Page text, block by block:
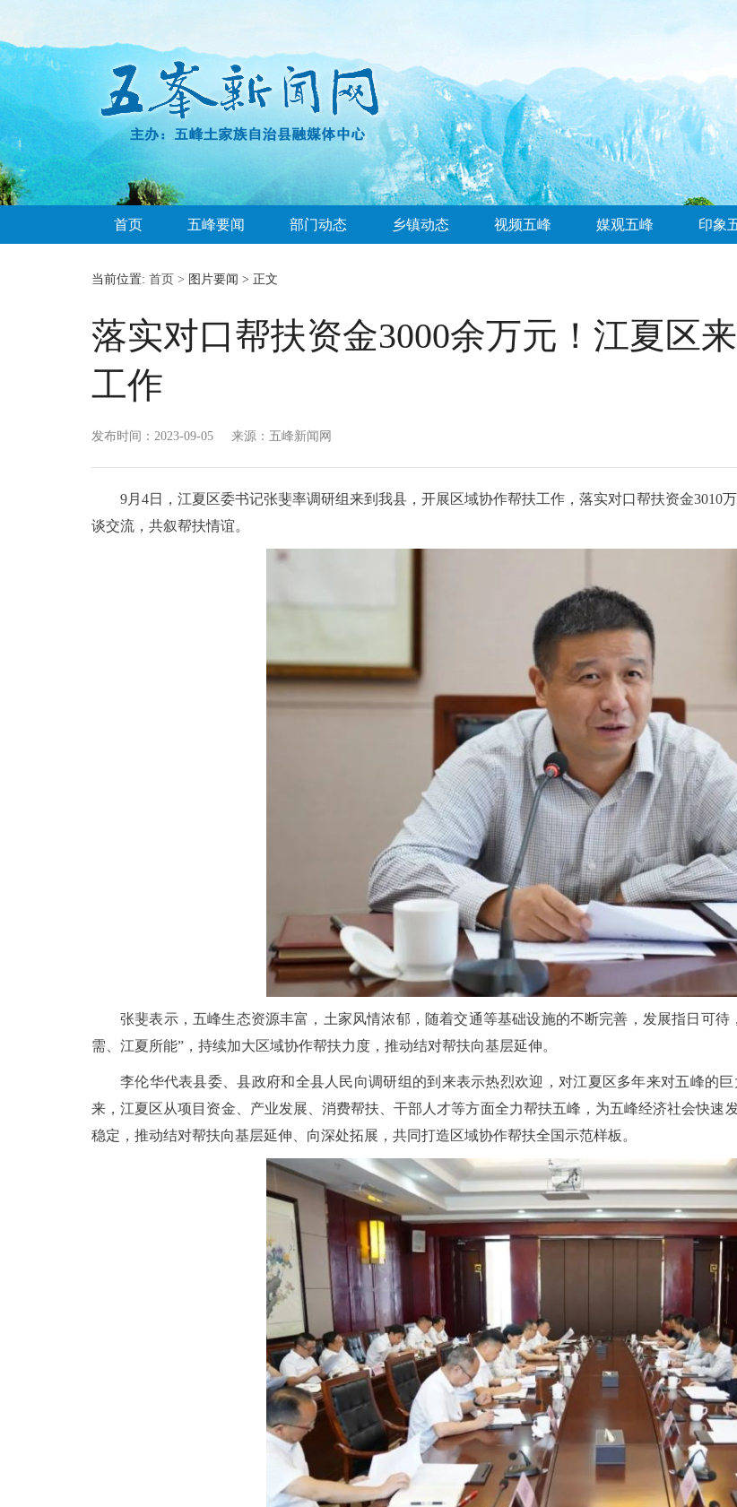
首页 五峰要闻 部门动态 乡镇动态 视频五峰 媒观五峰 印象
当前位置: 首页 > 图片要闻 > 正文
落实对口帮扶资金3000余万元！江夏区
工作
发布时间：2023-09-05 来源：五峰新闻网
9月4日，江夏区委书记张斐率调研组来到我县，开展区域协作帮扶工作，落实对口帮扶资金3010
谈交流，共叙帮扶情谊。
张斐表示，五峰生态资源丰富，土家风情浓郁，随着交通等基础设施的不断完善，发展指日可
需、江夏所能”，持续加大区域协作帮扶力度，推动结对帮扶向基层延伸。
李伦华代表县委、县政府和全县人民向调研组的到来表示热烈欢迎，对江夏区多年来对五峰的
来，江夏区从项目资金、产业发展、消费帮扶、干部人才等方面全力帮扶五峰，为五峰经济社会快速
稳定，推动结对帮扶向基层延伸、向深处拓展，共同打造区域协作帮扶全国示范样板。